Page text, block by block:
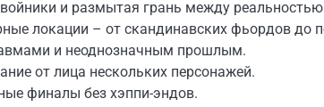
и размытая грань между
локации – от скандинавских фьордов до
и неоднозначным прошлым.
от лица нескольких персонажей.
финалы без хэппи-эндов.